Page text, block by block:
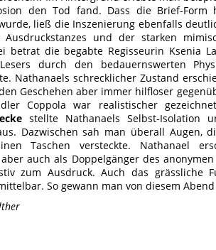
den Tod fand. Dass die Brief-
ließ die Inszenierung ebenfalls
Ausdruckstanzes und der starken
betrat die begabte Regisseurin Ksenia
durch den bedauernswerten
Nathanaels schrecklicher Zustand
Geschehen aber immer hilfloser
Coppola war realistischer
stellte Nathanaels Selbst-Isolation
Dazwischen sah man überall Augen,
Taschen versteckte. Nathanael
auch als Doppelgänger des
zum Ausdruck. Auch das grässliche
So gewann man von diesem